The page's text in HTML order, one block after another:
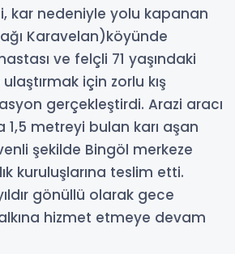
kar nedeniyle yolu kapanan
Karavelan)köyünde
ve felçli 71 yaşındaki
için zorlu kış
gerçekleştirdi. Arazi aracı
metreyi bulan karı aşan
şekilde Bingöl merkeze
kuruluşlarına teslim etti.
gönüllü olarak gece
hizmet etmeye devam